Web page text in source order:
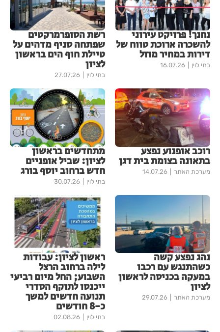
נחנך! פרויקט עירוני
להשכרה ארוכת טווח של
דירות במחיר מוזל
בתי לוין 16.07.26
רשת הסופרמרקטים
שפתחה סניף מדהים על
טיילת חוף הים בראשון
לציון
בתי לוין 27.07.26
רוכב אופנוע נפצע
בתאונה בצומת בית דגן
מערכת האתר 14.07.26
מתחדשים בראשון
לציון: שביל אופניים
חדש ברחוב יוסף בורג
בתי לוין 30.07.26
נהג נפצע קשה
כשהתנגש עם רכבו
במעקה בכניסה לראשון
לציון
מערכת האתר 29.07.26
ראשון לציון: עבודות
לילה ברחוב הרצל
השבוע; החל מיום רביעי
ייכנסו לתוקף הסדרי
תנועה חדשים למשך
כ-8 חודשים
בתי לוין 02.08.26